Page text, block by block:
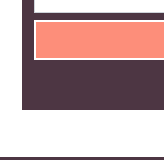
QUI SOMMES-NOUS ?